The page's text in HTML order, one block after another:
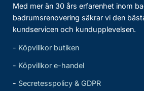
Med mer än 30 års erfarenhet inom
badrumsrenovering säkrar vi den
kundservicen och kundupplevelsen.
- Köpvillkor butiken
- Köpvillkor e-handel
- Secretesspolicy & GDPR